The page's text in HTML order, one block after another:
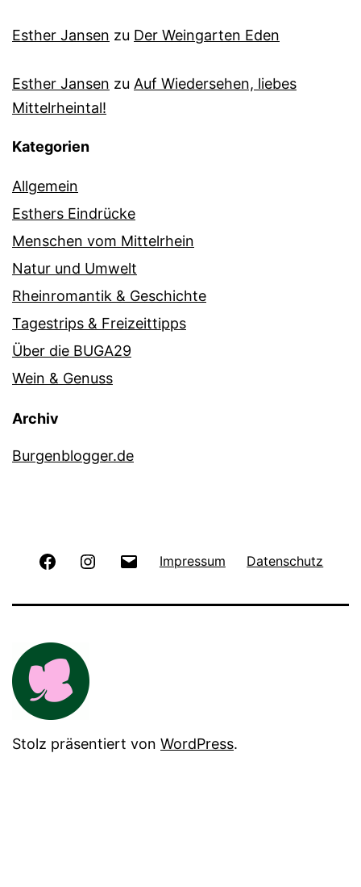
Esther Jansen zu Der Weingarten Eden
Esther Jansen zu Auf Wiedersehen, liebes
Mittelrheintal!
Kategorien
Allgemein
Esthers Eindrücke
Menschen vom Mittelrhein
Natur und Umwelt
Rheinromantik & Geschichte
Tagestrips & Freizeittipps
Über die BUGA29
Wein & Genuss
Archiv
Burgenblogger.de
FacebookInstagram Impressum Datenschutz
Stolz präsentiert von WordPress.